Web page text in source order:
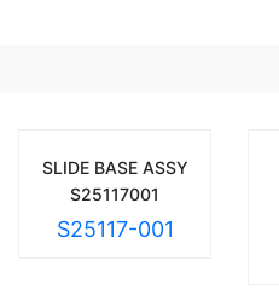
SLIDE BASE ASSY
S25117001
S25117-001